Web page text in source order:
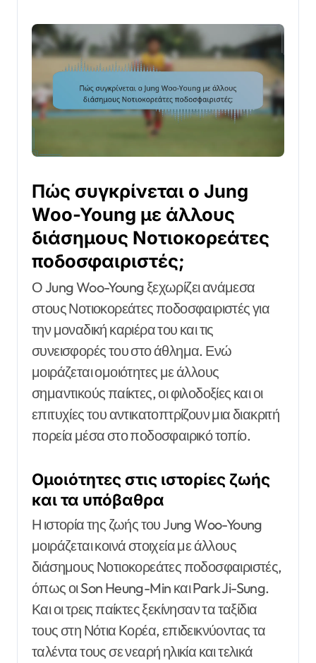
Πώς συγκρίνεται ο Jung
Woo-Young με άλλους
διάσημους Νοτιοκορεάτες
ποδοσφαιριστές;
Ο Jung Woo-Young ξεχωρίζει ανάμεσα
στους Νοτιοκορεάτες ποδοσφαιριστές για
την μοναδική καριέρα του και τις
συνεισφορές του στο άθλημα. Ενώ
μοιράζεται ομοιότητες με άλλους
σημαντικούς παίκτες, οι φιλοδοξίες και οι
επιτυχίες του αντικατοπτρίζουν μια διακριτή
πορεία μέσα στο ποδοσφαιρικό τοπίο.
Ομοιότητες στις ιστορίες ζωής
και τα υπόβαθρα
Η ιστορία της ζωής του Jung Woo-Young
μοιράζεται κοινά στοιχεία με άλλους
διάσημους Νοτιοκορεάτες ποδοσφαιριστές,
όπως οι Son Heung-Min και Park Ji-Sung.
Και οι τρεις παίκτες ξεκίνησαν τα ταξίδια
τους στη Νότια Κορέα, επιδεικνύοντας τα
ταλέντα τους σε νεαρή ηλικία και τελικά